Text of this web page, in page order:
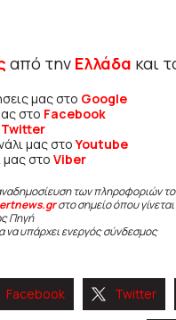
από την Ελλάδα και
μας στο Google
στο Facebook
Twitter
μας στοYoutube
μας στο Viber
των πληροφοριών
ertnews.gr στο σημείο όπου
Πηγή
να υπάρχει ενεργός σύνδεσμος
Facebook Twitter